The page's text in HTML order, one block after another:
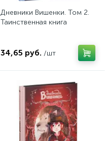
Дневники Вишенки. Том 2.
Таинственная книга
34,65 руб. /шт